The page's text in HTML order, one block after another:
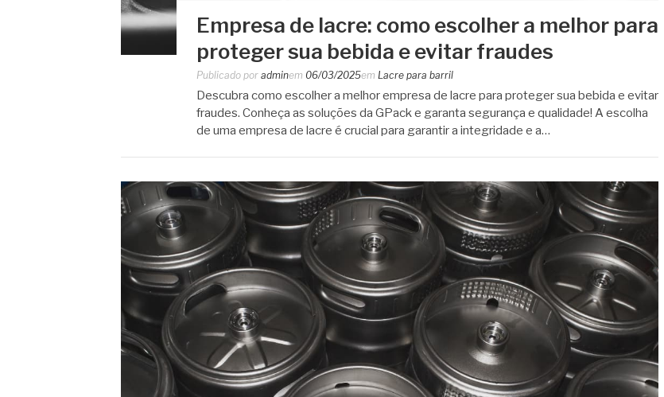
Empresa de lacre: como escolher a melhor para
proteger sua bebida e evitar fraudes
Publicado por adminem 06/03/2025em Lacre para barril
Descubra como escolher a melhor empresa de lacre para proteger sua bebida e evitar
fraudes. Conheça as soluções da GPack e garanta segurança e qualidade! A escolha
de uma empresa de lacre é crucial para garantir a integridade e a…